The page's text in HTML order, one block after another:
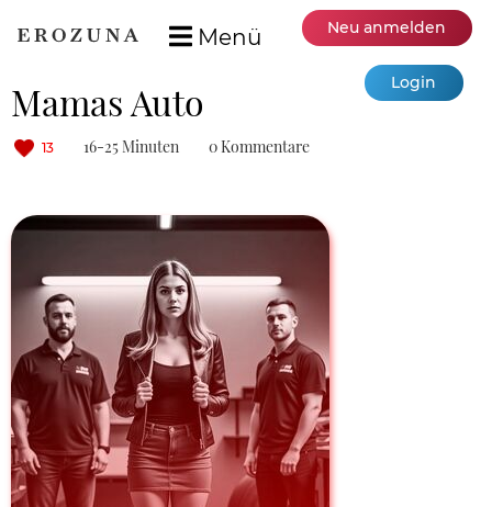
Menü Neu anmelden
Login
Mamas Auto
13 16-25 Minuten 0 Kommentare